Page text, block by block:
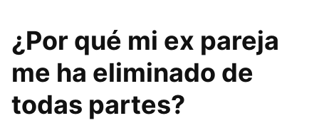
¿Por qué mi ex pareja
me ha eliminado de
todas partes?